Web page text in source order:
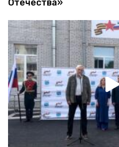
Отечества»